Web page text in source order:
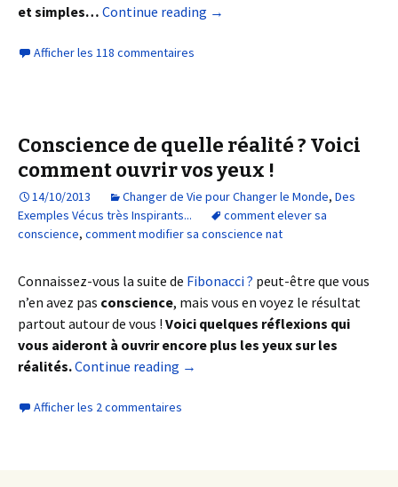
et simples… Continue reading →
Afficher les 118 commentaires
Conscience de quelle réalité ? Voici
comment ouvrir vos yeux !
14/10/2013 Changer de Vie pour Changer le Monde, Des
Exemples Vécus très Inspirants...
comment elever sa
conscience, comment modifier sa conscience nat
Connaissez-vous la suite de Fibonacci ? peut-être que vous
n’en avez pas conscience, mais vous en voyez le résultat
partout autour de vous ! Voici quelques réflexions qui
vous aideront à ouvrir encore plus les yeux sur les
réalités.Continue reading →
Afficher les 2 commentaires